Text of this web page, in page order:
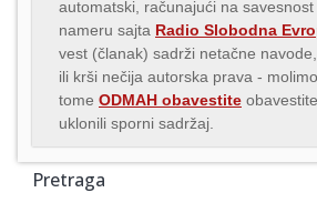
automatski, računajući na savesnost
nameru sajta Radio Slobodna
vest (članak) sadrži netačne
ili krši nečija autorska prava -
tome ODMAH obavestite
uklonili sporni sadržaj.
Pretraga